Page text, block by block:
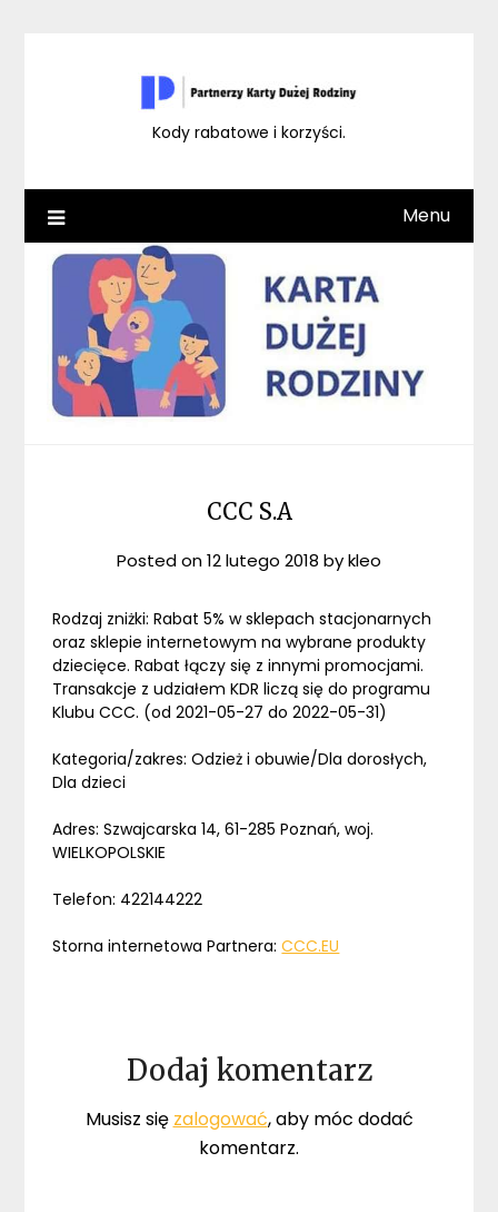
Kody rabatowe i korzyści.
Menu
CCC S.A
Posted on12 lutego 2018 bykleo
Rodzaj zniżki: Rabat 5% w sklepach stacjonarnych
oraz sklepie internetowym na wybrane produkty
dziecięce. Rabat łączy się z innymi promocjami.
Transakcje z udziałem KDR liczą się do programu
Klubu CCC. (od 2021-05-27 do 2022-05-31)
Kategoria/zakres: Odzież i obuwie/Dla dorosłych,
Dla dzieci
Adres: Szwajcarska 14, 61-285 Poznań, woj.
WIELKOPOLSKIE
Telefon: 422144222
Storna internetowa Partnera:CCC.EU
Dodaj komentarz
Musisz się zalogować, aby móc dodać
komentarz.